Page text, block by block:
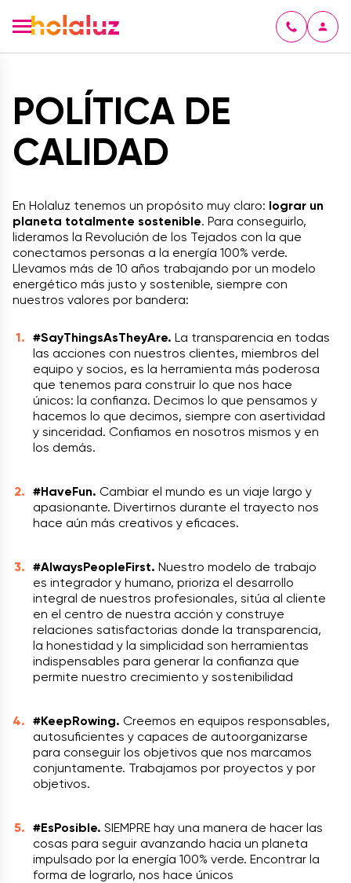
POLÍTICA DE
CALIDAD
En Holaluz tenemos un propósito muy claro: lograr un
planeta totalmente sostenible. Para conseguirlo,
lideramos la Revolución de los Tejados con la que
conectamos personas a la energía 100% verde.
Llevamos más de 10 años trabajando por un modelo
energético más justo y sostenible, siempre con
nuestros valores por bandera:
#SayThingsAsTheyAre. La transparencia en todas
las acciones con nuestros clientes, miembros del
equipo y socios, es la herramienta más poderosa
que tenemos para construir lo que nos hace
únicos: la confianza. Decimos lo que pensamos y
hacemos lo que decimos, siempre con asertividad
y sinceridad. Confiamos en nosotros mismos y en
los demás.
#HaveFun. Cambiar el mundo es un viaje largo y
apasionante. Divertirnos durante el trayecto nos
hace aún más creativos y eficaces.
#AlwaysPeopleFirst. Nuestro modelo de trabajo
es integrador y humano, prioriza el desarrollo
integral de nuestros profesionales, sitúa al cliente
en el centro de nuestra acción y construye
relaciones satisfactorias donde la transparencia,
la honestidad y la simplicidad son herramientas
indispensables para generar la confianza que
permite nuestro crecimiento y sostenibilidad
#KeepRowing. Creemos en equipos responsables,
autosuficientes y capaces de autoorganizarse
para conseguir los objetivos que nos marcamos
conjuntamente. Trabajamos por proyectos y por
objetivos.
#EsPosible. SIEMPRE hay una manera de hacer las
cosas para seguir avanzando hacia un planeta
impulsado por la energía 100% verde. Encontrar la
forma de lograrlo, nos hace únicos